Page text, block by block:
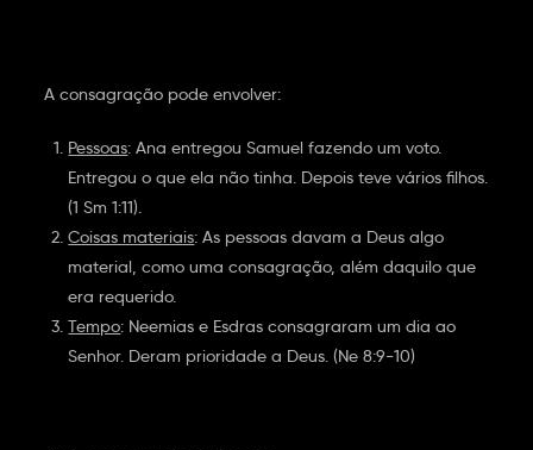
A consagração pode envolver:
Pessoas: Ana entregou Samuel fazendo um voto.
Entregou o que ela não tinha. Depois teve vários filhos.
(1 Sm 1:11).
Coisas materiais: As pessoas davam a Deus algo
material, como uma consagração, além daquilo que
era requerido.
Tempo: Neemias e Esdras consagraram um dia ao
Senhor. Deram prioridade a Deus. (Ne 8:9-10)